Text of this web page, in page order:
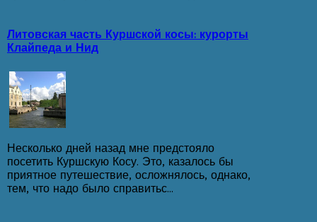
Литовская часть Куршской косы: курорты
Клайпеда и Нид
Несколько дней назад мне предстояло
посетить Куршскую Косу. Это, казалось бы
приятное путешествие, осложнялось, однако,
тем, что надо было справитьс...